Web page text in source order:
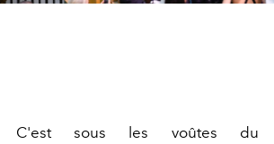
C'est sous les voûtes du